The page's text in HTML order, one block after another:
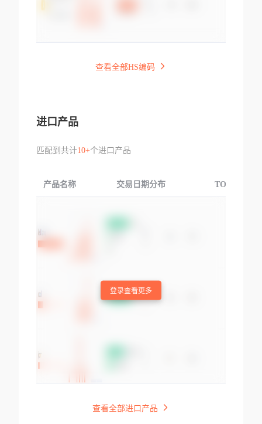
查看全部HS编码
进口产品
匹配到共计10+个进口产品
产品名称 交易日期分布 TOP3交易国
登录查看更多
查看全部进口产品